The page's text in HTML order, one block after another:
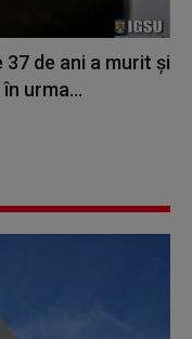
37 de ani a murit și
urma...